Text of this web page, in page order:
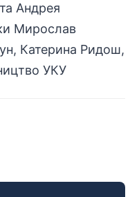
Андрея
Мирослав
Катерина Ридош,
УКУ